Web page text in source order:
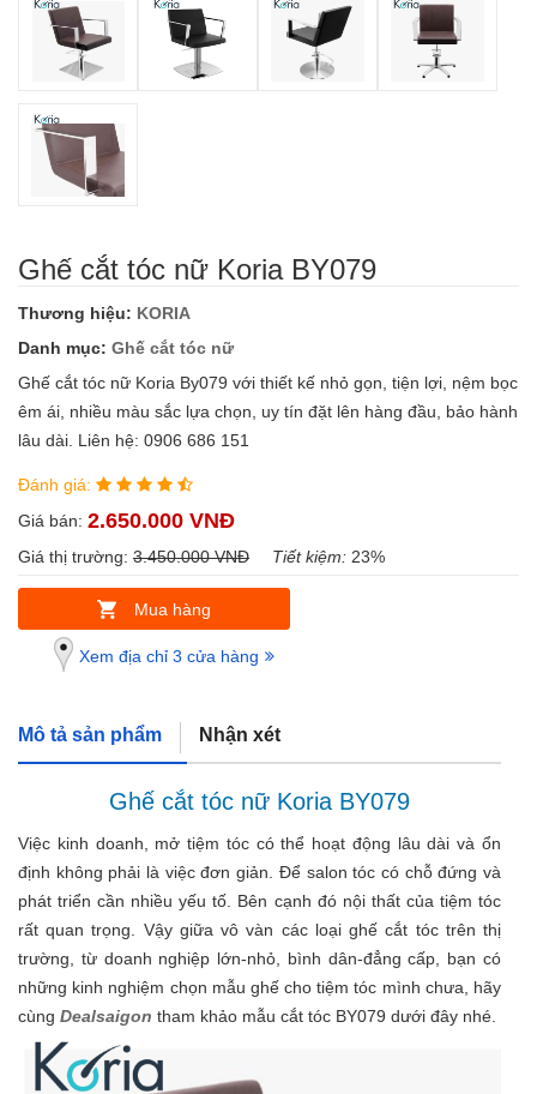
Ghế cắt tóc nữ Koria BY079
Thương hiệu: KORIA
Danh mục: Ghế cắt tóc nữ
Ghế cắt tóc nữ Koria By079 với thiết kế nhỏ gọn, tiện lợi, nệm bọc
êm ái, nhiều màu sắc lựa chọn, uy tín đặt lên hàng đầu, bảo hành
lâu dài. Liên hệ: 0906 686 151
Đánh giá:
Giá bán: 2.650.000 VNĐ
Giá thị trường: 3.450.000 VNĐ Tiết kiệm: 23%
Mua hàng
Xem địa chỉ 3 cửa hàng
Mô tả sản phẩm Nhận xét
Ghế cắt tóc nữ Koria BY079
Việc kinh doanh, mở tiệm tóc có thể hoạt động lâu dài và ổn
định không phải là việc đơn giản. Để salon tóc có chỗ đứng và
phát triển cần nhiều yếu tố. Bên cạnh đó nội thất của tiệm tóc
rất quan trọng. Vậy giữa vô vàn các loại ghế cắt tóc trên thị
trường, từ doanh nghiệp lớn-nhỏ, bình dân-đẳng cấp, bạn có
những kinh nghiệm chọn mẫu ghế cho tiệm tóc mình chưa, hãy
cùng Dealsaigon tham khảo mẫu cắt tóc BY079 dưới đây nhé.